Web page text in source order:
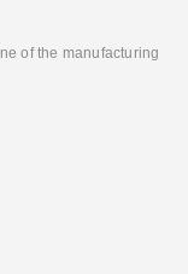
of the manufacturing